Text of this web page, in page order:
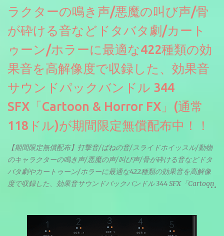
ラクターの鳴き声/悪魔の叫び声/骨
が砕ける音などドタバタ劇/カート
ゥーン/ホラーに最適な422種類の効
果音を高解像度で収録した、効果音
サウンドパックバンドル 344
SFX「Cartoon & Horror FX」(通常
118ドル)が期間限定無償配布中！！
【期間限定無償配布】打撃音/ばねの音/スライドホイッスル/動物
のキャラクターの鳴き声/悪魔の声/叫び声/骨が砕ける音などドタ
バタ劇やカートゥーン/ホラーに最適な422種類の効果音を高解像
度で収録した、効果音サウンドパックバンドル 344 SFX「Cartoon